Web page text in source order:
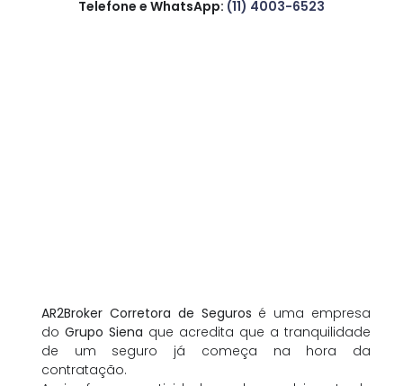
Telefone e WhatsApp: (11) 4003-6523
AR2Broker Corretora de Seguros é uma empresa
do Grupo Siena que acredita que a tranquilidade
de um seguro já começa na hora da
contratação.